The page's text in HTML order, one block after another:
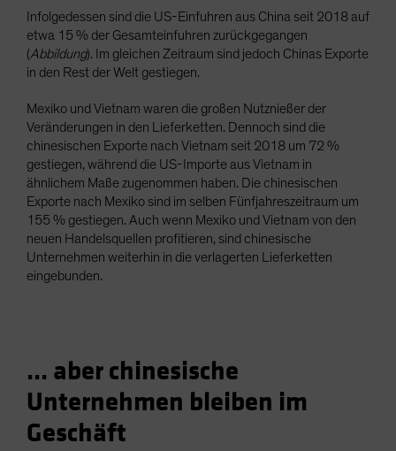
Infolgedessen sind die US-Einfuhren aus China seit 2018 auf
etwa 15 % der Gesamteinfuhren zurückgegangen
(Abbildung). Im gleichen Zeitraum sind jedoch Chinas Exporte
in den Rest der Welt gestiegen.
Mexiko und Vietnam waren die großen Nutznießer der
Veränderungen in den Lieferketten. Dennoch sind die
chinesischen Exporte nach Vietnam seit 2018 um 72 %
gestiegen, während die US-Importe aus Vietnam in
ähnlichem Maße zugenommen haben. Die chinesischen
Exporte nach Mexiko sind im selben Fünfjahreszeitraum um
155 % gestiegen. Auch wenn Mexiko und Vietnam von den
neuen Handelsquellen profitieren, sind chinesische
Unternehmen weiterhin in die verlagerten Lieferketten
eingebunden.
... aber chinesische
Unternehmen bleiben im
Geschäft